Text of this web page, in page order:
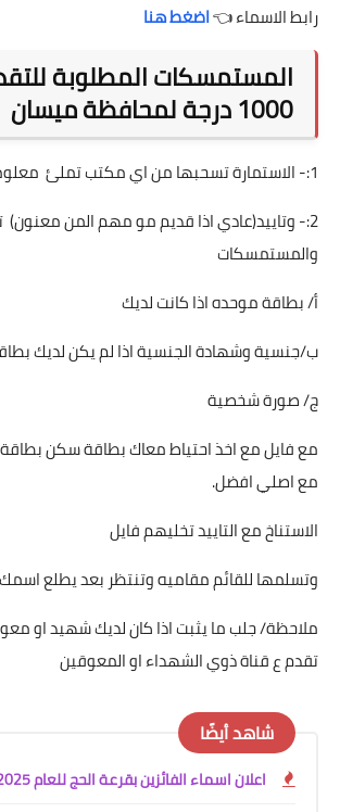
رابط الاسماء 👈اضغط هنا
المستمسكات المطلوبة
1000 درجة لمحافظة ميسان
1:- الاستمارة تسحبها من اي مكتب تملئ معلوماتك الشخصية
2:- وتاييد(عادي اذا قديم مو مهم المن معنون)
والمستمسكات
أ/ بطاقة موحده اذا كانت لديك
ب/جنسية وشهادة الجنسية اذا لم يكن لديك
ج/ صورة شخصية
مع فايل مع اخذ احتياط معاك بطاقة سكن
مع اصلي افضل.
الاستناخ مع التاييد تخليهم فايل
وتسلمها للقائم مقاميه وتنتظر بعد يطلع
ملاحظة/ جلب ما يثبت اذا كان لديك شهيد او
تقدم ع قناة ذوي الشهداء او المعوقين
شاهد أيضًا
اعلان اسماء الفائزين بقرعة الحج للعام 2025 ذوي الشهداء